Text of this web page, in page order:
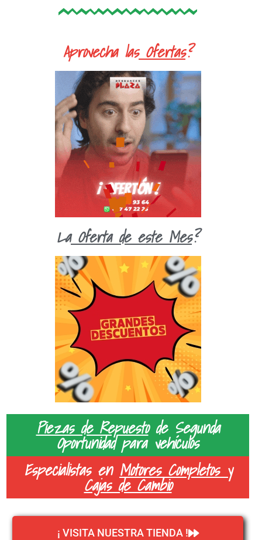
Aprovecha lasOfertas?
LaOferta de este Mes?
Piezas de Repuestode Segunda
Oportunidad para vehículos
Especialistas en Motores Completos y
Cajas de Cambio
¡ VISITA NUESTRA TIENDA !